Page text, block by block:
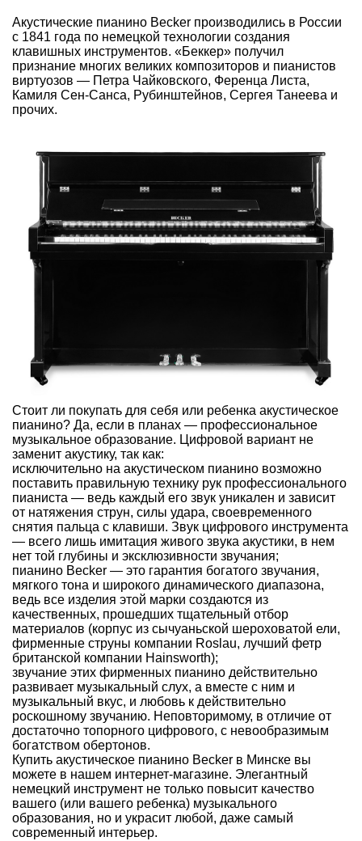
Акустические пианино Becker производились в России
с 1841 года по немецкой технологии создания
клавишных инструментов. «Беккер» получил
признание многих великих композиторов и пианистов
виртуозов — Петра Чайковского, Ференца Листа,
Камиля Сен-Санса, Рубинштейнов, Сергея Танеева и
прочих.
Стоит ли покупать для себя или ребенка акустическое
пианино? Да, если в планах — профессиональное
музыкальное образование. Цифровой вариант не
заменит акустику, так как:
исключительно на акустическом пианино возможно
поставить правильную технику рук профессионального
пианиста — ведь каждый его звук уникален и зависит
от натяжения струн, силы удара, своевременного
снятия пальца с клавиши. Звук цифрового инструмента
— всего лишь имитация живого звука акустики, в нем
нет той глубины и эксклюзивности звучания;
пианино Becker — это гарантия богатого звучания,
мягкого тона и широкого динамического диапазона,
ведь все изделия этой марки создаются из
качественных, прошедших тщательный отбор
материалов (корпус из сычуаньской шероховатой ели,
фирменные струны компании Roslau, лучший фетр
британской компании Hainsworth);
звучание этих фирменных пианино действительно
развивает музыкальный слух, а вместе с ним и
музыкальный вкус, и любовь к действительно
роскошному звучанию. Неповторимому, в отличие от
достаточно топорного цифрового, с невообразимым
богатством обертонов.
Купить акустическое пианино Becker в Минске вы
можете в нашем интернет-магазине. Элегантный
немецкий инструмент не только повысит качество
вашего (или вашего ребенка) музыкального
образования, но и украсит любой, даже самый
современный интерьер.